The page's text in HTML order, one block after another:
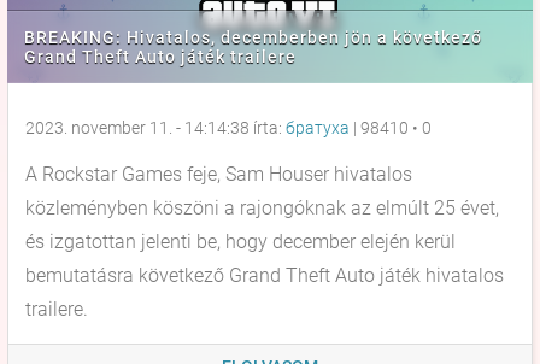
BREAKING: Hivatalos, decemberben jön a következő
Grand Theft Auto játék trailere
2023. november 11. - 14:14:38 írta: братуха | 98410 • 0
A Rockstar Games feje, Sam Houser hivatalos
közleményben köszöni a rajongóknak az elmúlt 25 évet,
és izgatottan jelenti be, hogy december elején kerül
bemutatásra következő Grand Theft Auto játék hivatalos
trailere.